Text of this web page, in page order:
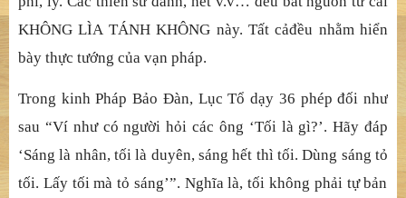
KHÔNG LÌA TÁNH KHÔNG này. Tất cảđều nhằm hiển
bày thực tướng của vạn pháp.
Trong kinh Pháp Bảo Đàn, Lục Tổ dạy 36 phépđối như
sau “Ví như có người hỏi các ông ‘Tối là gì?’. Hãyđáp
‘Sáng là nhân, tối là duyên, sáng hết thì tối. Dùng sáng tỏ
tối. Lấy tối mà tỏ sáng’”. Nghĩa là, tối không phải tựbản